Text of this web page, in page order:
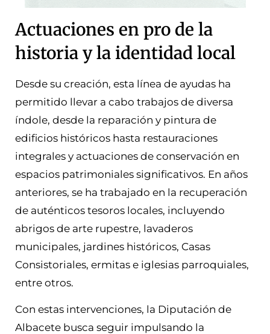
Actuaciones en pro de la
historia y la identidad local
Desde su creación, esta línea de ayudas ha
permitido llevar a cabo trabajos de diversa
índole, desde la reparación y pintura de
edificios históricos hasta restauraciones
integrales y actuaciones de conservación en
espacios patrimoniales significativos. En años
anteriores, se ha trabajado en la recuperación
de auténticos tesoros locales, incluyendo
abrigos de arte rupestre, lavaderos
municipales, jardines históricos, Casas
Consistoriales, ermitas e iglesias parroquiales,
entre otros.
Con estas intervenciones, la Diputación de
Albacete busca seguir impulsando la